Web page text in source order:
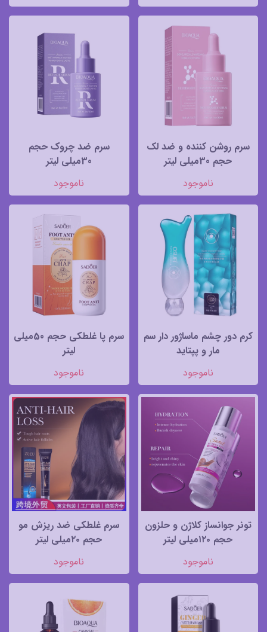
سرم روشن کننده و ضد لک
حجم 30میلی لیتر
ناموجود
سرم ضد چروک حجم
30میلی لیتر
ناموجود
کرم دور چشم ماساژور دار سم
مار و پپتاید
ناموجود
سرم پا غلطکی حجم 50میلی
لیتر
ناموجود
تونر جوانساز کلاژن و حلزون
حجم ۱۲۰میلی لیتر
ناموجود
سرم غلطکی ضد ریزش مو
حجم ۲۰میلی لیتر
ناموجود